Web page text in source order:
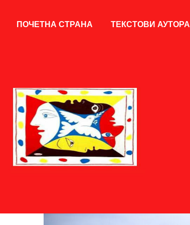
ПОЧЕТНА СТРАНА ТЕКСТОВИ АУТОРА